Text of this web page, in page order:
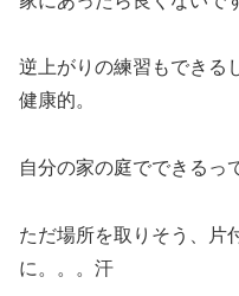
逆上がりの練習もできる
健康的。
自分の家の庭でできるっ
ただ場所を取りそう、片
に。。。汗